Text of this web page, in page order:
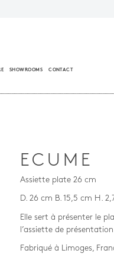
SHOWROOMS CONTACT
ECUME
Assiette plate 26 cm
D. 26 cm B. 15,5 cm H.
Elle sert à présenter le
l’assiette de
Fabriqué à Limoges,